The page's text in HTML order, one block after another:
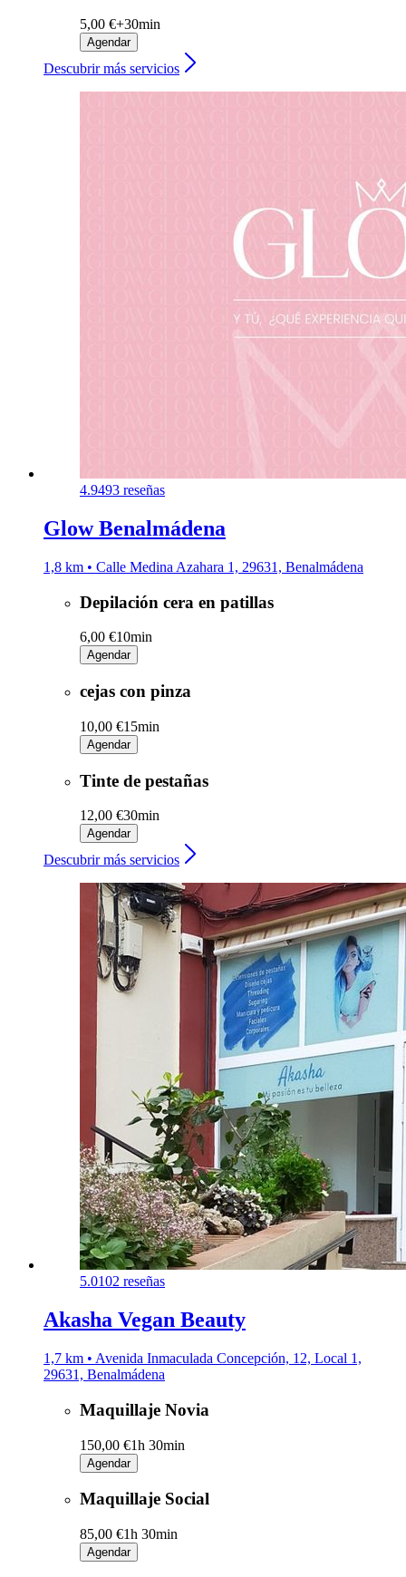
5,00 €+30min
Agendar
Descubrir más servicios
4.9493 reseñas
Glow Benalmádena
1,8 km • Calle Medina Azahara 1, 29631, Benalmádena
Depilación cera en patillas
6,00 €10min
Agendar
cejas con pinza
10,00 €15min
Agendar
Tinte de pestañas
12,00 €30min
Agendar
Descubrir más servicios
5.0102 reseñas
Akasha Vegan Beauty
1,7 km • Avenida Inmaculada Concepción, 12, Local 1,
29631, Benalmádena
Maquillaje Novia
150,00 €1h 30min
Agendar
Maquillaje Social
85,00 €1h 30min
Agendar